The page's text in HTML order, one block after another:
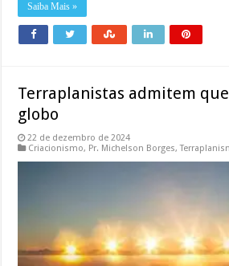
Saiba Mais »
Terraplanistas admitem
globo
22 de dezembro de 2024
Criacionismo, Pr. Michelson Borges,